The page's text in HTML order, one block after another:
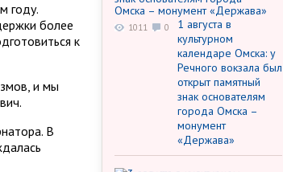
году.
более
к
и мы
В
1 августа в
культурном
календаре Омска: у
Речного вокзала был
открыт памятный
знак основателям
города Омска –
монумент
«Держава»
1011 0